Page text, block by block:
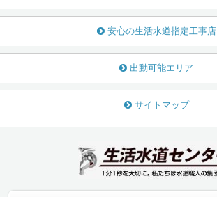
安心の生活水道指定工事店
出動可能エリア
サイトマップ